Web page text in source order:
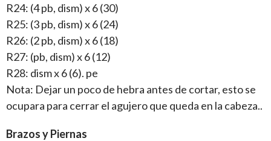
R24: (4 pb, dism) x 6 (30)
R25: (3 pb, dism) x 6 (24)
R26: (2 pb, dism) x 6 (18)
R27: (pb, dism) x 6 (12)
R28: dism x 6 (6). pe
Nota: Dejar un poco de hebra antes de cortar, esto se
ocupara para cerrar el agujero que queda en la cabeza..
Brazos y Piernas